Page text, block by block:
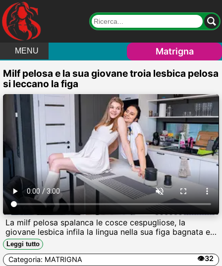
MENU Matrigna
Milf pelosa e la sua giovane troia lesbica pelosa
si leccano la figa
La milf pelosa spalanca le cosce cespugliose, la
giovane lesbica infila la lingua nella sua figa bagnata e
pelosa, succhia il clitoride gonfio mentre si strofinano le
tette enormi, scopandosi con dita unte di umori fino
allorgasmo urlato.
Leggi tutto
Categoria: MATRIGNA 👁️32